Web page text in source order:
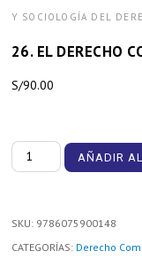
Y SOCIOLOGÍA DEL
26. EL DERECHO
S/90.00
26.
El
como
norma
AÑADIR
SKU: 9786075900148
CATEGORÍAS: Derecho